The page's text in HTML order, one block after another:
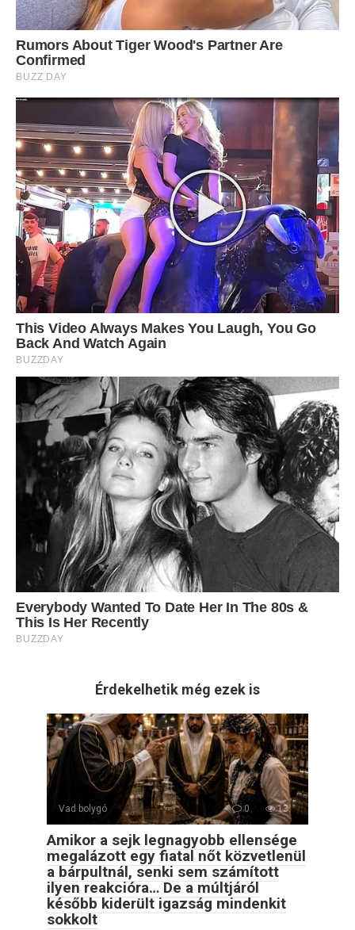
Érdekelhetik még ezek is
Vad bolygó 0 13
Amikor a sejk legnagyobb ellensége
megalázott egy fiatal nőt közvetlenül
a bárpultnál, senki sem számított
ilyen reakcióra… De a múltjáról
később kiderült igazság mindenkit
sokkolt